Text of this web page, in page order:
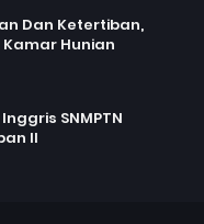
Dan Ketertiban,
Hunian
SNMPTN
II